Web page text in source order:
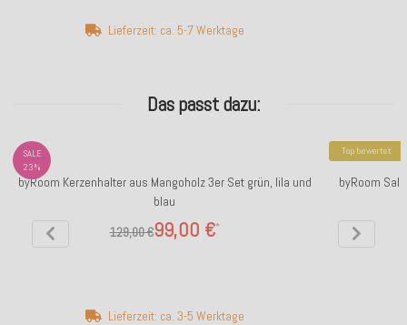
Lieferzeit: ca. 5-7 Werktage
Das passt dazu:
SALE
23%
byRoom Kerzenhalter aus Mangoholz 3er Set grün, lila und
blau
99,00 €*
129,00 €
Lieferzeit: ca. 3-5 Werktage
Top bewertet
byRoom